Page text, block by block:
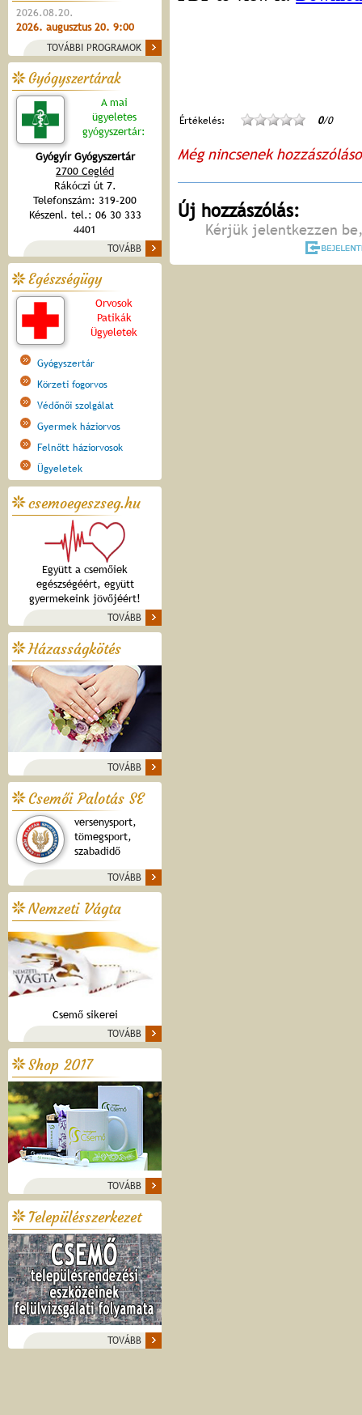
2026.08.20.
2026. augusztus 20. 9:00
TOVÁBBI PROGRAMOK
Gyógyszertárak
A mai
ügyeletes
gyógyszertár:
Gyógyír Gyógyszertár
2700 Cegléd
Rákóczi út 7.
Telefonszám: 319-200
Készenl. tel.: 06 30 333
4401
TOVÁBB
Egészségügy
Orvosok
Patikák
Ügyeletek
Gyógyszertár
Körzeti fogorvos
Védőnői szolgálat
Gyermek háziorvos
Felnőtt háziorvosok
Ügyeletek
csemoegeszseg.hu
Együtt a csemőiek
egészségéért, együtt
gyermekeink jövőjéért!
TOVÁBB
Házasságkötés
TOVÁBB
Csemői Palotás SE
versenysport,
tömegsport,
szabadidő
TOVÁBB
Nemzeti Vágta
Csemő sikerei
TOVÁBB
Shop 2017
TOVÁBB
Településszerkezet
TOVÁBB
Értékelés: 0/0
Még nincsenek
Új hozzászólás:
Kérjük jelentkezzen